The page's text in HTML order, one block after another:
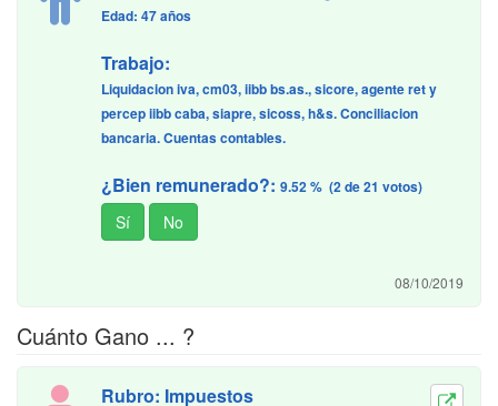
Edad: 47 años
Trabajo:
Liquidacion iva, cm03, iibb bs.as., sicore, agente ret y
percep iibb caba, siapre, sicoss, h&s. Conciliacion
bancaria. Cuentas contables.
¿Bien remunerado?: 9.52 % (2 de 21 votos)
08/10/2019
Cuánto Gano ... ?
Rubro: Impuestos